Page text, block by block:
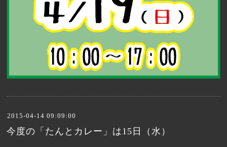
2015-04-14 09:09:00
今度の「たんとカレー」は15日（水）